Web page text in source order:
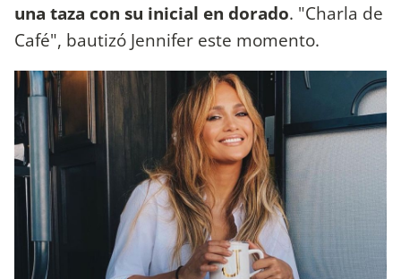
una taza con su inicial en dorado. "Charla de
Café", bautizó Jennifer este momento.